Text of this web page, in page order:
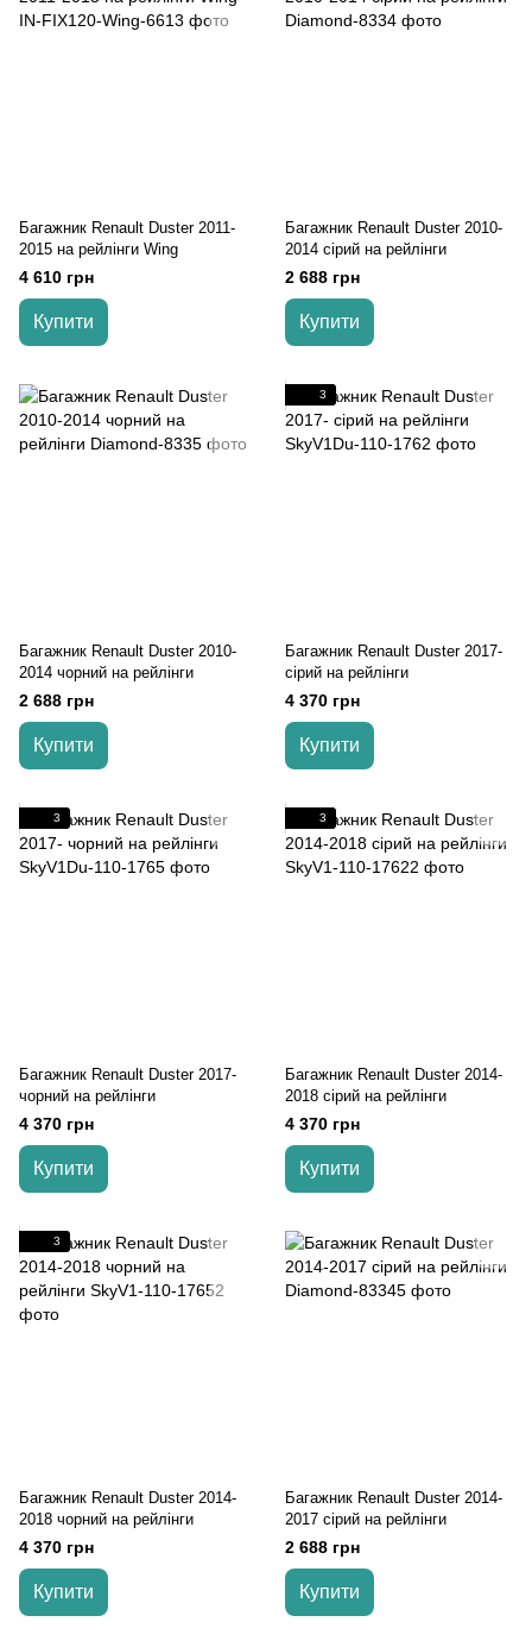
Багажник Renault Duster 2011-
2015 на рейлінги Wing
4 610 грн
Купити
Багажник Renault Duster 2010-
2014 cірий на рейлінги
2 688 грн
Купити
Багажник Renault Duster 2010-
2014 чорний на рейлінги
2 688 грн
Купити
3
Багажник Renault Duster 2017-
cірий на рейлінги
4 370 грн
Купити
3
Багажник Renault Duster 2017-
чорний на рейлінги
4 370 грн
Купити
3
Багажник Renault Duster 2014-
2018 cірий на рейлінги
4 370 грн
Купити
3
Багажник Renault Duster 2014-
2018 чорний на рейлінги
4 370 грн
Купити
Багажник Renault Duster 2014-
2017 cірий на рейлінги
2 688 грн
Купити